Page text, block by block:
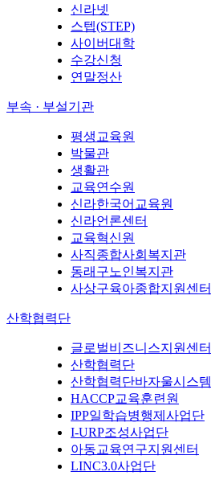
신라넷
스텝(STEP)
사이버대학
수강신청
연말정산
부속 · 부설기관
평생교육원
박물관
생활관
교육연수원
신라한국어교육원
신라언론센터
교육혁신원
사직종합사회복지관
동래구노인복지관
사상구육아종합지원센터
산학협력단
글로벌비즈니스지원센터
산학협력단
산학협력단바자울시스템
HACCP교육훈련원
IPP일학습병행제사업단
I-URP조성사업단
아동교육연구지원센터
LINC3.0사업단